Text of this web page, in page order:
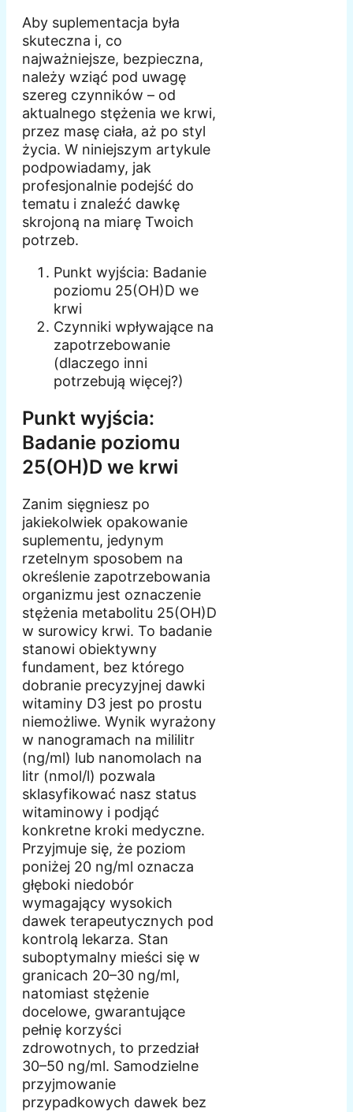
Aby suplementacja była
skuteczna i, co
najważniejsze, bezpieczna,
należy wziąć pod uwagę
szereg czynników – od
aktualnego stężenia we krwi,
przez masę ciała, aż po styl
życia. W niniejszym artykule
podpowiadamy, jak
profesjonalnie podejść do
tematu i znaleźć dawkę
skrojoną na miarę Twoich
potrzeb.
Punkt wyjścia: Badanie
poziomu 25(OH)D we
krwi
Czynniki wpływające na
zapotrzebowanie
(dlaczego inni
potrzebują więcej?)
Punkt wyjścia:
Badanie poziomu
25(OH)D we krwi
Zanim sięgniesz po
jakiekolwiek opakowanie
suplementu, jedynym
rzetelnym sposobem na
określenie zapotrzebowania
organizmu jest oznaczenie
stężenia metabolitu 25(OH)D
w surowicy krwi. To badanie
stanowi obiektywny
fundament, bez którego
dobranie precyzyjnej dawki
witaminy D3 jest po prostu
niemożliwe. Wynik wyrażony
w nanogramach na mililitr
(ng/ml) lub nanomolach na
litr (nmol/l) pozwala
sklasyfikować nasz status
witaminowy i podjąć
konkretne kroki medyczne.
Przyjmuje się, że poziom
poniżej 20 ng/ml oznacza
głęboki niedobór
wymagający wysokich
dawek terapeutycznych pod
kontrolą lekarza. Stan
suboptymalny mieści się w
granicach 20–30 ng/ml,
natomiast stężenie
docelowe, gwarantujące
pełnię korzyści
zdrowotnych, to przedział
30–50 ng/ml. Samodzielne
przyjmowanie
przypadkowych dawek bez